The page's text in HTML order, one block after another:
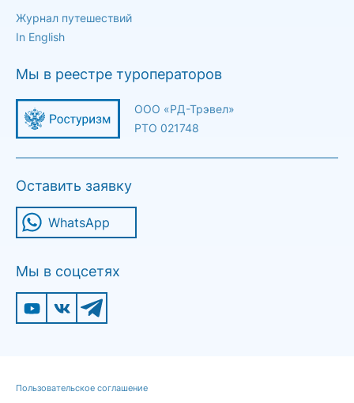
Журнал путешествий
In English
Мы в реестре туроператоров
ООО «РД-Трэвел»
РТО 021748
Оставить заявку
WhatsApp
Мы в соцсетях
Пользовательское соглашение